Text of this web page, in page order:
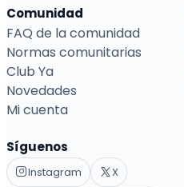
Comunidad
FAQ de la comunidad
Normas comunitarias
Club Ya
Novedades
Mi cuenta
Síguenos
Instagram
X